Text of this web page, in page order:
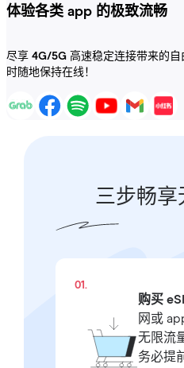
体验各类 app 的极致流畅
尽享 4G/5G 高速稳定连接带来的
时随地保持在线！
三步畅享
01.
购买
网或
无限流
务必提